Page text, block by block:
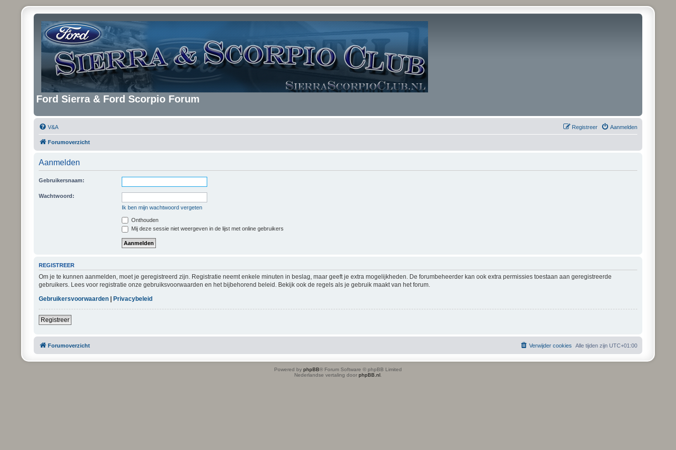
Ford Sierra & Ford Scorpio Forum
V&A Aanmelden
Registreer
Forumoverzicht
Aanmelden
Gebruikersnaam:
Wachtwoord:
Ik ben mijn wachtwoord vergeten
Onthouden
Mij deze sessie niet weergeven in de lijst met online gebruikers
REGISTREER
Om je te kunnen aanmelden, moet je geregistreerd zijn. Registratie neemt enkele minuten in beslag, maar geeft je extra mogelijkheden. De forumbeheerder kan ook extra permissies toestaan aan geregistreerde
gebruikers. Lees voor registratie onze gebruiksvoorwaarden en het bijbehorend beleid. Bekijk ook de regels als je gebruik maakt van het forum.
Gebruikersvoorwaarden
Privacybeleid
Registreer
Forumoverzicht Alle tijden zijn UTC+01:00
Verwijder cookies
Powered by phpBB® Forum Software © phpBB Limited
Nederlandse vertaling door phpBB.nl.